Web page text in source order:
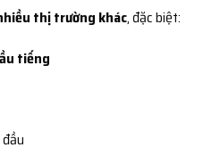
thị trường khác, đặc biệt:
tiếng